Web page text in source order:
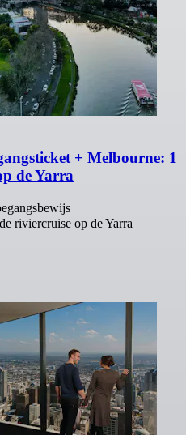
+ Melbourne: 1
de Yarra
riviercruise op de Yarra